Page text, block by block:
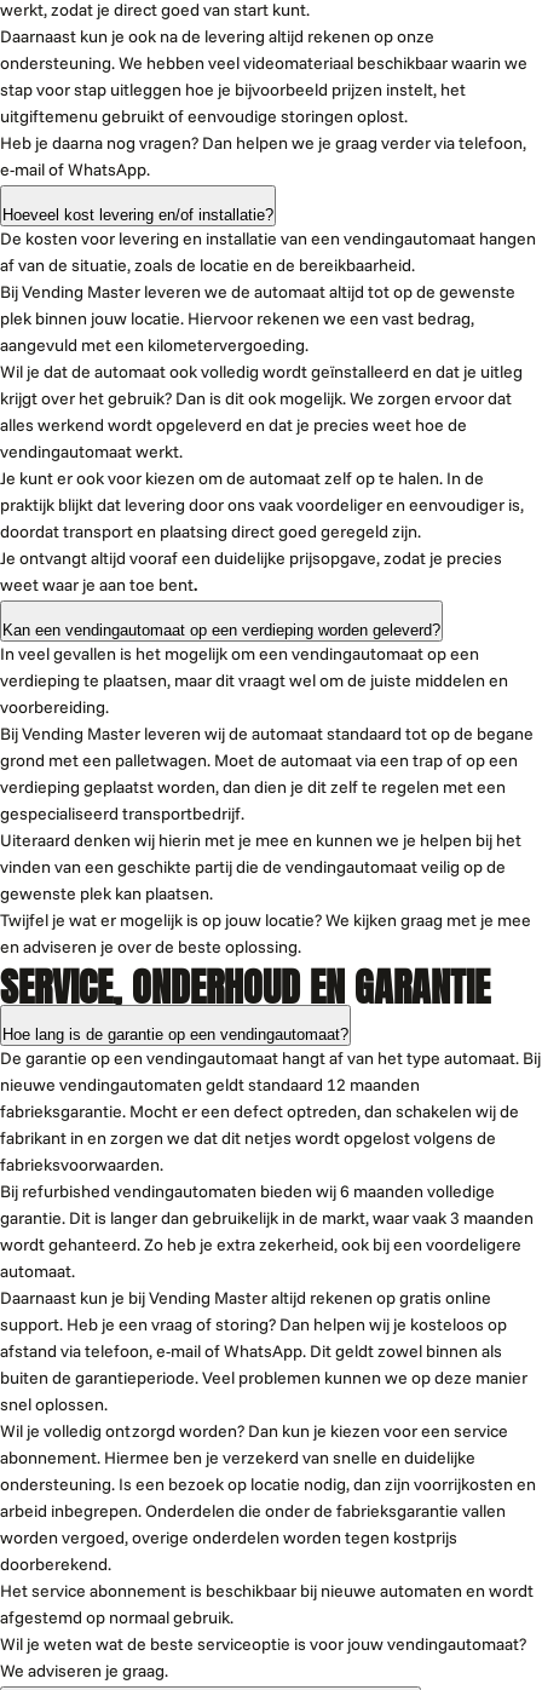
werkt, zodat je direct goed van start kunt.
Daarnaast kun je ook na de levering altijd rekenen op onze
ondersteuning. We hebben veel videomateriaal beschikbaar waarin we
stap voor stap uitleggen hoe je bijvoorbeeld prijzen instelt, het
uitgiftemenu gebruikt of eenvoudige storingen oplost.
Heb je daarna nog vragen? Dan helpen we je graag verder via telefoon,
e-mail of WhatsApp.
Hoeveel kost levering en/of installatie?
De kosten voor levering en installatie van een vendingautomaat hangen
af van de situatie, zoals de locatie en de bereikbaarheid.
Bij Vending Master leveren we de automaat altijd tot op de gewenste
plek binnen jouw locatie. Hiervoor rekenen we een vast bedrag,
aangevuld met een kilometervergoeding.
Wil je dat de automaat ook volledig wordt geïnstalleerd en dat je uitleg
krijgt over het gebruik? Dan is dit ook mogelijk. We zorgen ervoor dat
alles werkend wordt opgeleverd en dat je precies weet hoe de
vendingautomaat werkt.
Je kunt er ook voor kiezen om de automaat zelf op te halen. In de
praktijk blijkt dat levering door ons vaak voordeliger en eenvoudiger is,
doordat transport en plaatsing direct goed geregeld zijn.
Je ontvangt altijd vooraf een duidelijke prijsopgave, zodat je precies
weet waar je aan toe bent.
Kan een vendingautomaat op een verdieping worden geleverd?
In veel gevallen is het mogelijk om een vendingautomaat op een
verdieping te plaatsen, maar dit vraagt wel om de juiste middelen en
voorbereiding.
Bij Vending Master leveren wij de automaat standaard tot op de begane
grond met een palletwagen. Moet de automaat via een trap of op een
verdieping geplaatst worden, dan dien je dit zelf te regelen met een
gespecialiseerd transportbedrijf.
Uiteraard denken wij hierin met je mee en kunnen we je helpen bij het
vinden van een geschikte partij die de vendingautomaat veilig op de
gewenste plek kan plaatsen.
Twijfel je wat er mogelijk is op jouw locatie? We kijken graag met je mee
en adviseren je over de beste oplossing.
SERVICE, ONDERHOUD EN GARANTIE
Hoe lang is de garantie op een vendingautomaat?
De garantie op een vendingautomaat hangt af van het type automaat. Bij
nieuwe vendingautomaten geldt standaard 12 maanden
fabrieksgarantie. Mocht er een defect optreden, dan schakelen wij de
fabrikant in en zorgen we dat dit netjes wordt opgelost volgens de
fabrieksvoorwaarden.
Bij refurbished vendingautomaten bieden wij 6 maanden volledige
garantie. Dit is langer dan gebruikelijk in de markt, waar vaak 3 maanden
wordt gehanteerd. Zo heb je extra zekerheid, ook bij een voordeligere
automaat.
Daarnaast kun je bij Vending Master altijd rekenen op gratis online
support. Heb je een vraag of storing? Dan helpen wij je kosteloos op
afstand via telefoon, e-mail of WhatsApp. Dit geldt zowel binnen als
buiten de garantieperiode. Veel problemen kunnen we op deze manier
snel oplossen.
Wil je volledig ontzorgd worden? Dan kun je kiezen voor een service
abonnement. Hiermee ben je verzekerd van snelle en duidelijke
ondersteuning. Is een bezoek op locatie nodig, dan zijn voorrijkosten en
arbeid inbegrepen. Onderdelen die onder de fabrieksgarantie vallen
worden vergoed, overige onderdelen worden tegen kostprijs
doorberekend.
Het service abonnement is beschikbaar bij nieuwe automaten en wordt
afgestemd op normaal gebruik.
Wil je weten wat de beste serviceoptie is voor jouw vendingautomaat?
We adviseren je graag.